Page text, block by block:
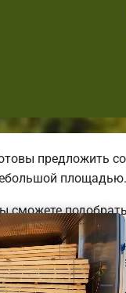
предложить
площадью.
сможете
предлагаем